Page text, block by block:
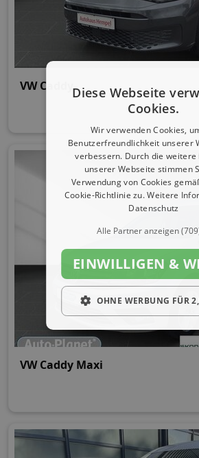
VW Caddy
VW Caddy Maxi
Diese Webseite
Cookies.
Wir verwenden Cookies,
Benutzerfreundlichkeit unserer
verbessern. Durch die weitere
unserer Webseite stimmen
Verwendung von Cookies
Cookie-Richtlinie zu.Weitere
Datenschutz
Alle Partner anzeigen
EINWILLIGEN &
OHNE WERBUNG FÜR